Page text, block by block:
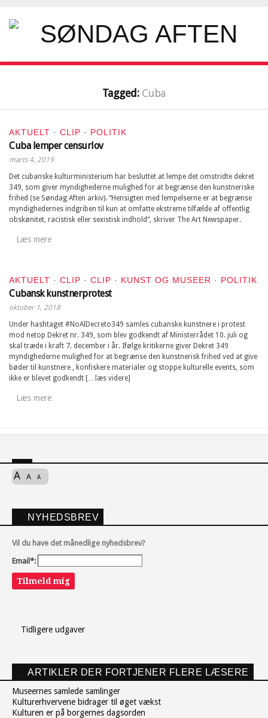
Tagged: Cuba
AKTUELT · CLIP · POLITIK
Cuba lemper censurlov
marts 4, 2019
Det cubanske kulturministerium har besluttet at lempe det omstridte dekret
349, som giver myndighederne mulighed for at begrænse den kunstneriske
frihed (se Søndag Aften arkiv). “Hensigten med lempelserne er at begrænse
myndighedernes indgriben til kun at omfatte ekstreme tilfælde af offentlig
obskønitet, racistisk eller sexistisk indhold”, skriver The Art Newspaper.
Læs mere
AKTUELT · CLIP · CLIP · KUNST OG MUSEER · POLITIK
Cubansk kunstnerprotest
oktober 1, 2018
Under hashtaget ‪#‎NoAlDecreto349‬ samles cubanske kunstnere i protest
mod netop Dekret nr. 349, som blev godkendt af Ministerrådet 10. juli og
skal træde i kraft 7. december i år. Ifølge kritikerne giver Dekret 349
myndighederne mulighed for at begrænse den kunstnerisk frihed ved at give
bøder til kunstnere , konfiskere materialer og stoppe kulturelle events, som
ikke er blevet godkendt […læs videre]
Læs mere
A A A
NYHEDSBREV
Vil du have det månedlige nyhedsbrev?
Email*:
Tilmeld mig
Tidligere udgaver
ARTIKLER DER FORTJENER FLERE LÆSERE
Museernes samlede samlinger
Kulturerhvervene bidrager til øget vækst
Kulturen er på borgernes dagsorden